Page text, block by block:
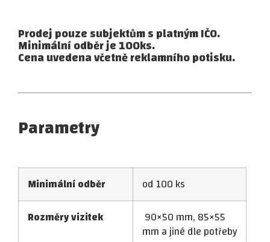
Prodej pouze subjektům s platným IČO.
Minimální odběr je 100ks.
Cena uvedena včetně reklamního potisku.
Parametry
Minimální odběr
od 100 ks
Rozměry vizitek
90×50 mm, 85×55
mm a jiné dle potřeby